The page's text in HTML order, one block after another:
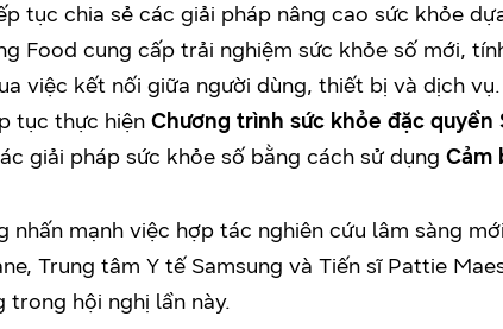
tục chia sẻ các giải pháp nâng cao sức khỏe
Food cung cấp trải nghiệm sức khỏe số mới,
việc kết nối giữa người dùng, thiết bị và dịch
tục thực hiện Chương trình sức khỏe đặc quyền
giải pháp sức khỏe số bằng cách sử dụng Cảm
nhấn mạnh việc hợp tác nghiên cứu lâm sàng
Trung tâm Y tế Samsung và Tiến sĩ Pattie
trong hội nghị lần này.